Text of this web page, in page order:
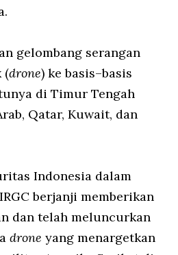
gelombang serangan
(drone) ke basis–basis
di Timur Tengah
Qatar, Kuwait, dan
Indonesia dalam
berjanji memberikan
dan telah meluncurkan
drone yang menargetkan